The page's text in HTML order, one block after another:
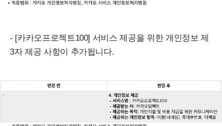
- [카카오프로젝트100] 서비스 제공을 위한 개인정보 제
3자 제공 사항이 추가됩니다.